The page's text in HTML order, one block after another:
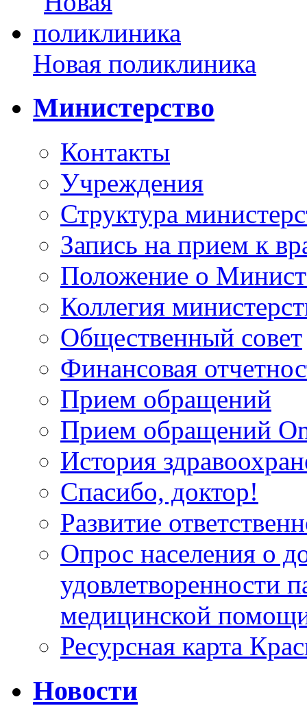
Новая поликлиника
Министерство
Контакты
Учреждения
Структура
Запись на прием к
Положение о
Коллегия
Общественный совет
Финансовая
Прием обращений
Прием обращений
История
Спасибо, доктор!
Развитие
Опрос населения о
удовлетворенности
медицинской
Ресурсная карта
Новости